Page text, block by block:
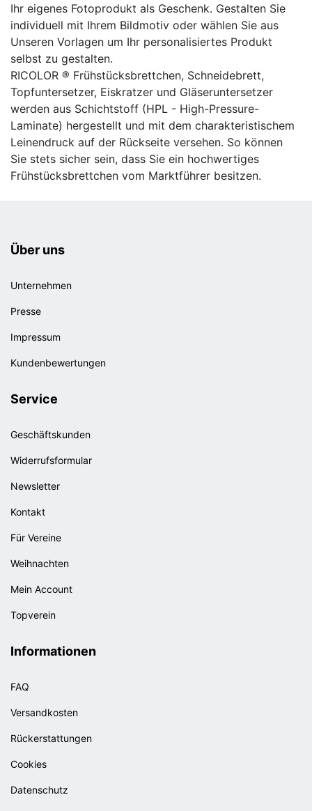
Ihr eigenes Fotoprodukt als Geschenk. Gestalten Sie
individuell mit Ihrem Bildmotiv oder wählen Sie aus
Unseren Vorlagen um Ihr personalisiertes Produkt
selbst zu gestalten.
RICOLOR ® Frühstücksbrettchen, Schneidebrett,
Topfuntersetzer, Eiskratzer und Gläseruntersetzer
werden aus Schichtstoff (HPL - High-Pressure-
Laminate) hergestellt und mit dem charakteristischem
Leinendruck auf der Rückseite versehen. So können
Sie stets sicher sein, dass Sie ein hochwertiges
Frühstücksbrettchen vom Marktführer besitzen.
Über uns
Unternehmen
Presse
Impressum
Kundenbewertungen
Service
Geschäftskunden
Widerrufsformular
Newsletter
Kontakt
Für Vereine
Weihnachten
Mein Account
Topverein
Informationen
FAQ
Versandkosten
Rückerstattungen
Cookies
Datenschutz